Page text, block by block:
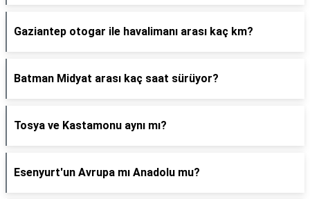
Gaziantep otogar ile havalimanı arası kaç km?
Batman Midyat arası kaç saat sürüyor?
Tosya ve Kastamonu aynı mı?
Esenyurt'un Avrupa mı Anadolu mu?